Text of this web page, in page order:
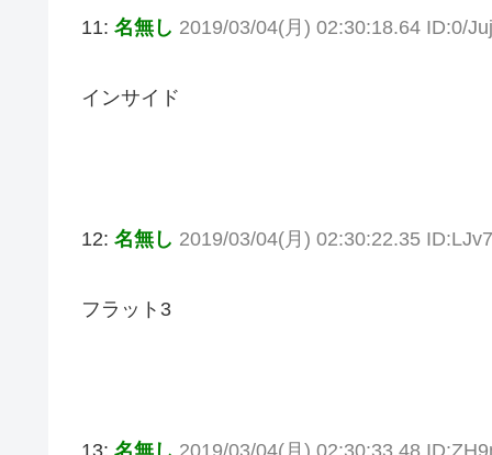
11: 名無し 2019/03/04(月) 02:30:18.64 ID:0/
インサイド
12: 名無し 2019/03/04(月) 02:30:22.35
フラット3